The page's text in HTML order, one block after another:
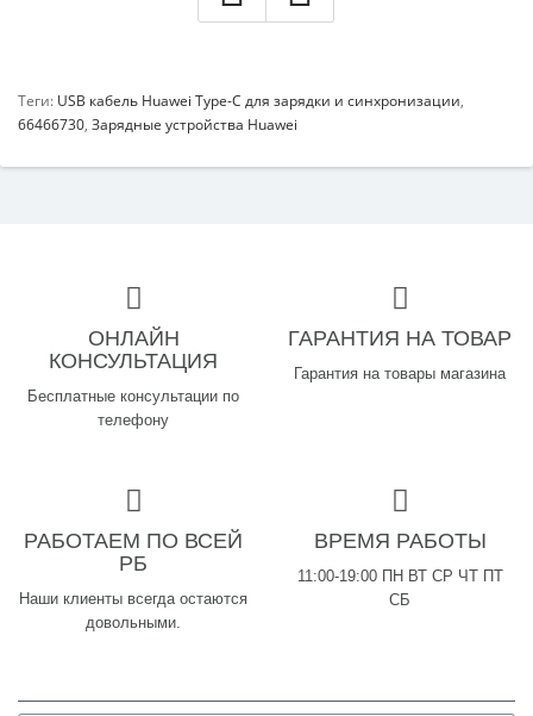
Теги: USB кабель Huawei Type-C для зарядки и синхронизации,
66466730, Зарядные устройства Huawei
ОНЛАЙН
КОНСУЛЬТАЦИЯ
Бесплатные консультации по
телефону
ГАРАНТИЯ НА ТОВАР
Гарантия на товары магазина
РАБОТАЕМ ПО ВСЕЙ
РБ
Наши клиенты всегда остаются
довольными.
ВРЕМЯ РАБОТЫ
11:00-19:00 ПН ВТ СР ЧТ ПТ
СБ